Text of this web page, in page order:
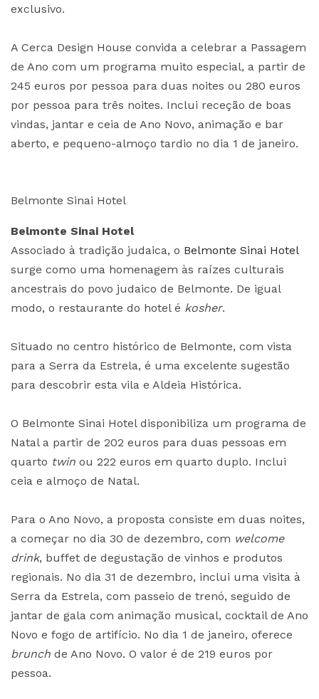
exclusivo.
A Cerca Design House convida a celebrar a Passagem
de Ano com um programa muito especial, a partir de
245 euros por pessoa para duas noites ou 280 euros
por pessoa para três noites. Inclui receção de boas
vindas, jantar e ceia de Ano Novo, animação e bar
aberto, e pequeno-almoço tardio no dia 1 de janeiro.
Belmonte Sinai Hotel
Belmonte Sinai Hotel
Associado à tradição judaica, o Belmonte Sinai Hotel
surge como uma homenagem às raízes culturais
ancestrais do povo judaico de Belmonte. De igual
modo, o restaurante do hotel é kosher.
Situado no centro histórico de Belmonte, com vista
para a Serra da Estrela, é uma excelente sugestão
para descobrir esta vila e Aldeia Histórica.
O Belmonte Sinai Hotel disponibiliza um programa de
Natal a partir de 202 euros para duas pessoas em
quarto twin ou 222 euros em quarto duplo. Inclui
ceia e almoço de Natal.
Para o Ano Novo, a proposta consiste em duas noites,
a começar no dia 30 de dezembro, com welcome
drink, buffet de degustação de vinhos e produtos
regionais. No dia 31 de dezembro, inclui uma visita à
Serra da Estrela, com passeio de trenó, seguido de
jantar de gala com animação musical, cocktail de Ano
Novo e fogo de artifício. No dia 1 de janeiro, oferece
brunch de Ano Novo. O valor é de 219 euros por
pessoa.